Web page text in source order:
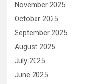
November 2025
October 2025
September 2025
August 2025
July 2025
June 2025